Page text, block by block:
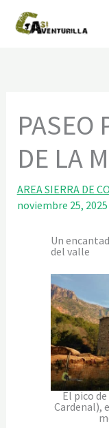
contenido
PASEO
DE LA
AREA SIERRA DE
noviembre 25, 2025
Un
del valle
El pico
Cardenal),